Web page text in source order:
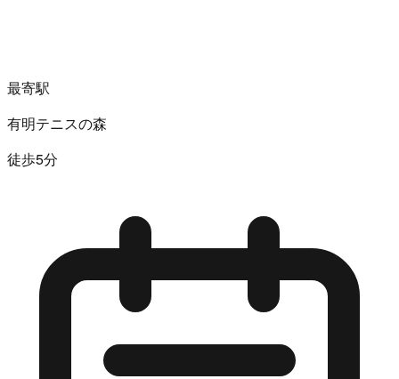
最寄駅
有明テニスの森
徒歩5分